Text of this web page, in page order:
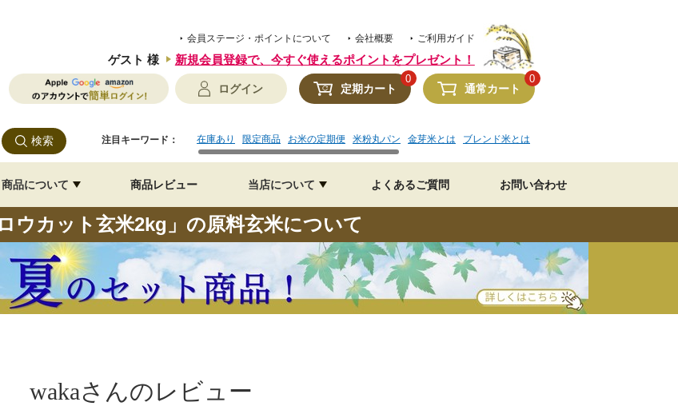
会員ステージ・ポイントについて 会社概要 ご利用ガイド
ゲスト 様 新規会員登録で、 今すぐ使えるポイントをプレゼント！
ログイン 定期カート
0
通常カート
0
注目キーワード： 在庫あり 限定商品 お米の定期便 米粉丸パン 金芽米とは ブレンド米とは
商品について 商品レビュー 当店について よくあるご質問 お問い合わせ
ウカット玄米2kg」の原料玄米について
wakaさんのレビュー